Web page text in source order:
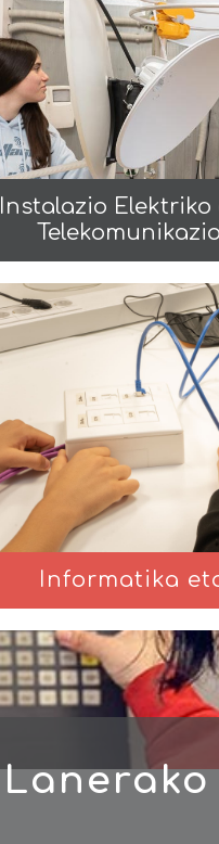
Instalazio
Informatika